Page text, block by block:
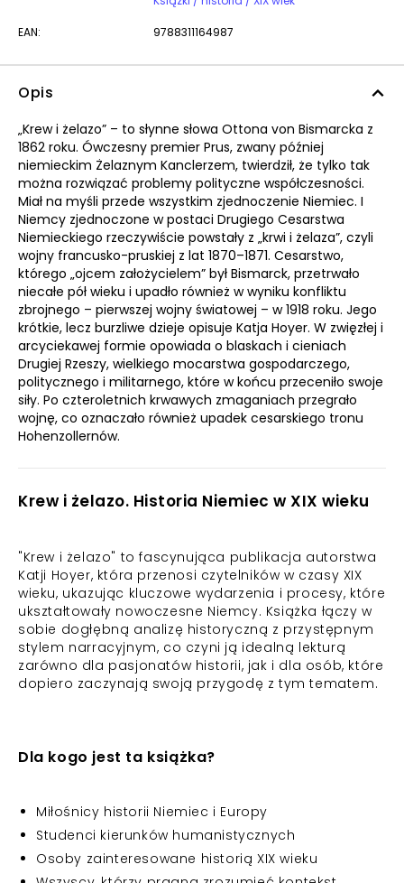
EAN: 9788311164987
Opis
„Krew i żelazo” – to słynne słowa Ottona von Bismarcka z
1862 roku. Ówczesny premier Prus, zwany później
niemieckim Żelaznym Kanclerzem, twierdził, że tylko tak
można rozwiązać problemy polityczne współczesności.
Miał na myśli przede wszystkim zjednoczenie Niemiec. I
Niemcy zjednoczone w postaci Drugiego Cesarstwa
Niemieckiego rzeczywiście powstały z „krwi i żelaza”, czyli
wojny francusko-pruskiej z lat 1870–1871. Cesarstwo,
którego „ojcem założycielem” był Bismarck, przetrwało
niecałe pół wieku i upadło również w wyniku konfliktu
zbrojnego – pierwszej wojny światowej – w 1918 roku. Jego
krótkie, lecz burzliwe dzieje opisuje Katja Hoyer. W zwięzłej i
arcyciekawej formie opowiada o blaskach i cieniach
Drugiej Rzeszy, wielkiego mocarstwa gospodarczego,
politycznego i militarnego, które w końcu przeceniło swoje
siły. Po czteroletnich krwawych zmaganiach przegrało
wojnę, co oznaczało również upadek cesarskiego tronu
Hohenzollernów.
Krew i żelazo. Historia Niemiec w XIX wieku
"Krew i żelazo" to fascynująca publikacja autorstwa
Katji Hoyer, która przenosi czytelników w czasy XIX
wieku, ukazując kluczowe wydarzenia i procesy, które
ukształtowały nowoczesne Niemcy. Książka łączy w
sobie dogłębną analizę historyczną z przystępnym
stylem narracyjnym, co czyni ją idealną lekturą
zarówno dla pasjonatów historii, jak i dla osób, które
dopiero zaczynają swoją przygodę z tym tematem.
Dla kogo jest ta książka?
Miłośnicy historii Niemiec i Europy
Studenci kierunków humanistycznych
Osoby zainteresowane historią XIX wieku